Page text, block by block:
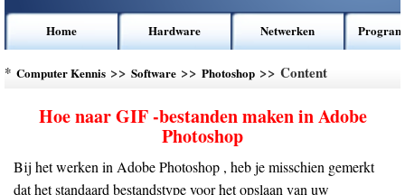
Home Hardware Netwerken
* Computer Kennis >> Software >> Photoshop >> Content
Hoe naar GIF -bestanden maken in Adobe
Photoshop
Bij het werken in Adobe Photoshop , heb je misschien gemerkt
dat het standaard bestandstype voor het opslaan van uw